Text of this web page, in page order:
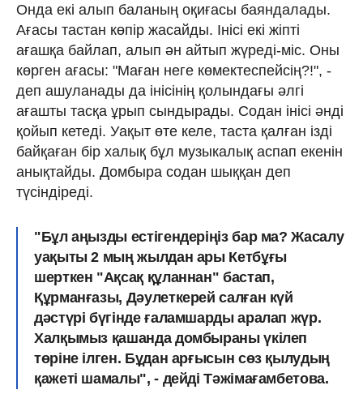
Онда екі алып баланың оқиғасы баяндалады.
Ағасы тастан көпір жасайды. Інісі екі жіпті
ағашқа байлап, алып ән айтып жүреді-міс. Оны
көрген ағасы: "Маған неге көмектеспейсің?!", -
деп ашуланады да інісінің қолындағы әлгі
ағашты тасқа ұрып сындырады. Содан інісі әнді
қойып кетеді. Уақыт өте келе, таста қалған ізді
байқаған бір халық бұл музыкалық аспап екенін
анықтайды. Домбыра содан шыққан деп
түсіндіреді.
"Бұл аңызды естігендеріңіз бар ма? Жасалу
уақыты 2 мың жылдан ары Кетбұғы
шерткен "Ақсақ құланнан" бастап,
Құрманғазы, Дәулеткерей салған күй
дәстүрі бүгінде ғаламшарды аралап жүр.
Халқымыз қашанда домбыраны үкілеп
төріне ілген. Бұдан арғысын сөз қылудың
қажеті шамалы", - дейді Тәжімағамбетова.